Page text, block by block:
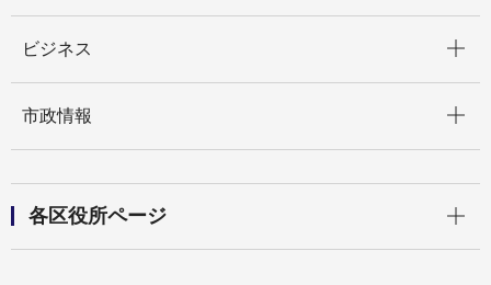
ビジネス
市政情報
各区役所ページ